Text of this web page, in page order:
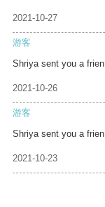
2021-10-27
游客
Shriya sent you a frien
2021-10-26
游客
Shriya sent you a frien
2021-10-23